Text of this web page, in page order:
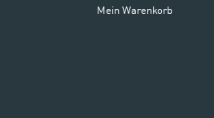
Mein Warenkorb